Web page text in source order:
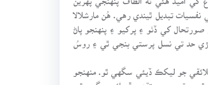
تبديل ٿيندي رهي. هُن مارشلالا
کي ڏٺو ۽ پرکيو ۽ پنهنجو پاڻ
حد تي نسل پرستي بنجي ٿي ۽ روسُ
جو ليکڪ ڏيئي سگهي ٿو. منهنجو
ٿي ۽ قومن جي تقدير ڦيرائي سگهي ٿو.